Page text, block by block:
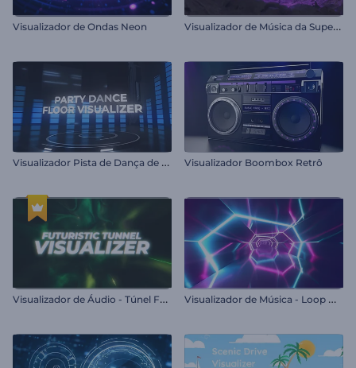
Visualizador de Ondas Neon V
isualizador de Música da Superfície de Marte
V
isualizador Pista de Dança de Festa Visualizador Boombox Retrô
V
isualizador de Áudio - Túnel Futurista V
isualizador de Música - Loop Neon